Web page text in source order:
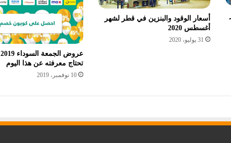
أسعار الوقود والبنزين في قطر لشهر
أغسطس 2020
31 يوليو، 2020
تحتاج معرفته عن هذا اليوم
10 نوفمبر، 2019